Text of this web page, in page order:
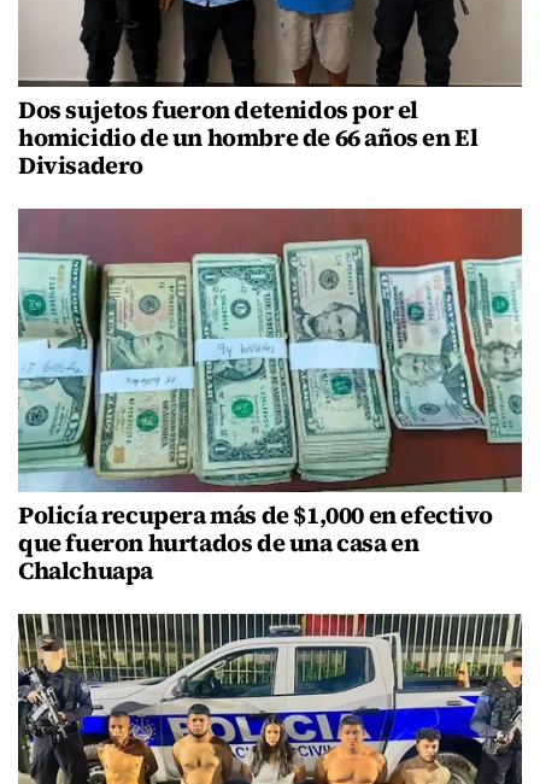
Dos sujetos fueron detenidos por el
homicidio de un hombre de 66 años en El
Divisadero
Policía recupera más de $1,000 en efectivo
que fueron hurtados de una casa en
Chalchuapa